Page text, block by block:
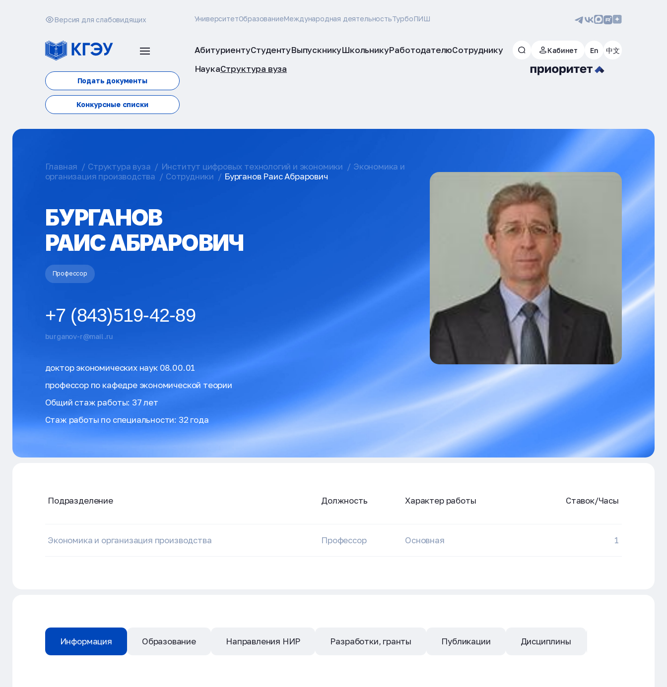
Версия для слабовидящих УниверситетОбразованиеМеждународная деятельностьТурбоПИШ
Подать документы
Конкурсные списки
АбитуриентуСтудентуВыпускникуШкольникуРаботодателюСотруднику
НаукаСтруктура вуза
Кабинет En 中文
Главная Структура вуза Институт цифровых технологий и экономики
Экономика и
организация производства
Сотрудники Бурганов Раис Абрарович
БУРГАНОВ
РАИС АБРАРОВИЧ
Профессор
+7 (843)519-42-89
burganov-r@mail.ru
доктор экономических наук 08.00.01
профессор по кафедре экономической теории
Общий стаж работы: 37 лет
Стаж работы по специальности: 32 года
Подразделение Должность Характер работы Ставок/Часы
Экономика и организация производства Профессор Основная 1
Информация Образование Направления НИР Разработки, гранты Публикации Дисциплины